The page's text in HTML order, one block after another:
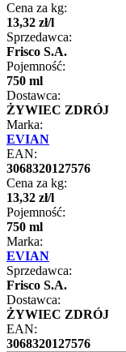
Cena za kg:
13,32 zł/l
Sprzedawca:
Frisco S.A.
Pojemność:
750 ml
Dostawca:
ŻYWIEC ZDRÓJ
Marka:
EVIAN
EAN:
3068320127576
Cena za kg:
13,32 zł/l
Pojemność:
750 ml
Marka:
EVIAN
Sprzedawca:
Frisco S.A.
Dostawca:
ŻYWIEC ZDRÓJ
EAN:
3068320127576